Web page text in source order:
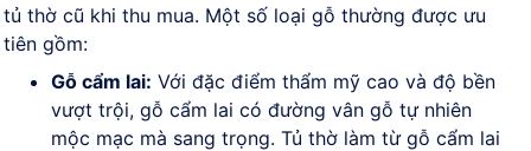
tủ thờ cũ khi thu mua. Một số loại gỗ thường được ưu
tiên gồm:
Gỗ cẩm lai: Với đặc điểm thẩm mỹ cao và độ bền
vượt trội, gỗ cẩm lai có đường vân gỗ tự nhiên
mộc mạc mà sang trọng. Tủ thờ làm từ gỗ cẩm lai